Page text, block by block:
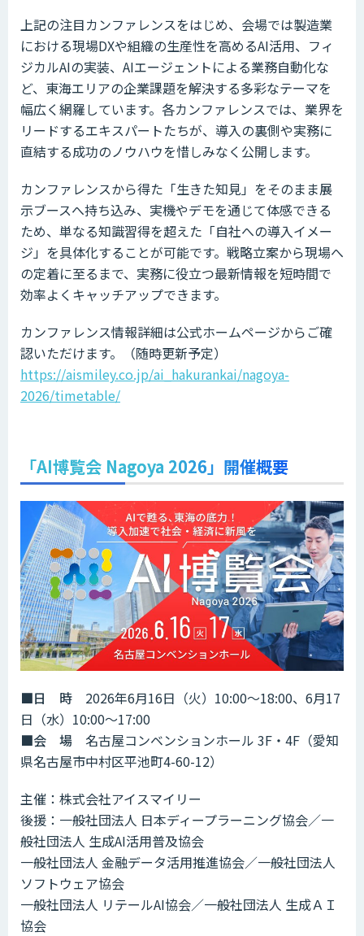
上記の注目カンファレンスをはじめ、会場では製造業
における現場DXや組織の生産性を高めるAI活用、フィ
ジカルAIの実装、AIエージェントによる業務自動化な
ど、東海エリアの企業課題を解決する多彩なテーマを
幅広く網羅しています。各カンファレンスでは、業界を
リードするエキスパートたちが、導入の裏側や実務に
直結する成功のノウハウを惜しみなく公開します。
カンファレンスから得た「生きた知見」をそのまま展
示ブースへ持ち込み、実機やデモを通じて体感できる
ため、単なる知識習得を超えた「自社への導入イメー
ジ」を具体化することが可能です。戦略立案から現場へ
の定着に至るまで、実務に役立つ最新情報を短時間で
効率よくキャッチアップできます。
カンファレンス情報詳細は公式ホームページからご確
認いただけます。（随時更新予定）
https://aismiley.co.jp/ai_hakurankai/nagoya-
2026/timetable/
「AI博覧会 Nagoya 2026」開催概要
■日 時 2026年6月16日（火）10:00～18:00、6月17
日（水）10:00～17:00
■会 場 名古屋コンベンションホール 3F・4F（愛知
県名古屋市中村区平池町4-60-12）
主催：株式会社アイスマイリー
後援：一般社団法人 日本ディープラーニング協会／一
般社団法人 生成AI活用普及協会
一般社団法人 金融データ活用推進協会／一般社団法人
ソフトウェア協会
一般社団法人 リテールAI協会／一般社団法人 生成ＡＩ
協会